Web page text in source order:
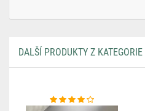
DALŠÍ PRODUKTY Z